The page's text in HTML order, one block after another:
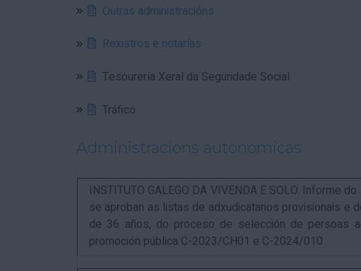
Outras administracións
Rexistros e notarías
Tesourería Xeral da Seguridade Social
Tráfico
Administracions autonomicas
INSTITUTO GALEGO DA VIVENDA E SOLO. Informe
se aproban as listas de adxudicatarios provisionais e
de 36 años, do proceso de selección de persoas
promoción pública C-2023/CH01 e C-2024/010